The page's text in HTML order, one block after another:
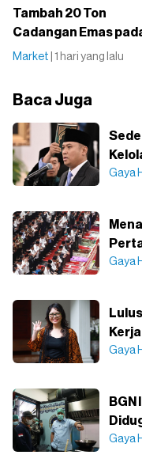
Tambah 20 Ton
Cadangan Emas
Market | 1 hari yang lalu
Baca Juga
Gaya
Gaya
Gaya
Gaya